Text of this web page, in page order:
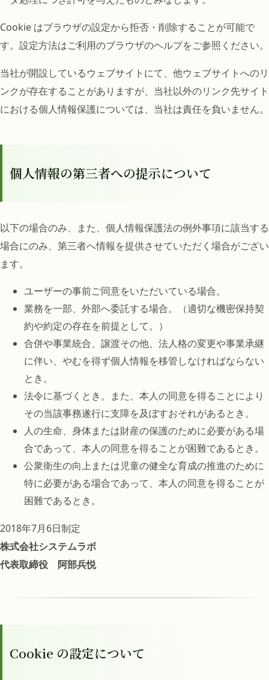
Cookie はブラウザの設定から拒否・削除することが可能で
す。設定方法はご利用のブラウザのヘルプをご参照ください。
当社が開設しているウェブサイトにて、他ウェブサイトへのリ
ンクが存在することがありますが、当社以外のリンク先サイト
における個人情報保護については、当社は責任を負いません。
個人情報の第三者への提示について
以下の場合のみ、また、個人情報保護法の例外事項に該当する
場合にのみ、第三者へ情報を提供させていただく場合がござい
ます。
ユーザーの事前ご同意をいただいている場合。
業務を一部、外部へ委託する場合。（適切な機密保持契
約や約定の存在を前提として。）
合併や事業統合、譲渡その他、法人格の変更や事業承継
に伴い、やむを得ず個人情報を移管しなければならない
とき。
法令に基づくとき。また、本人の同意を得ることにより
その当該事務遂行に支障を及ぼすおそれがあるとき。
人の生命、身体または財産の保護のために必要がある場
合であって、本人の同意を得ることが困難であるとき。
公衆衛生の向上または児童の健全な育成の推進のために
特に必要がある場合であって、本人の同意を得ることが
困難であるとき。
2018年7月6日制定
株式会社システムラボ
代表取締役 阿部兵悦
Cookie の設定について